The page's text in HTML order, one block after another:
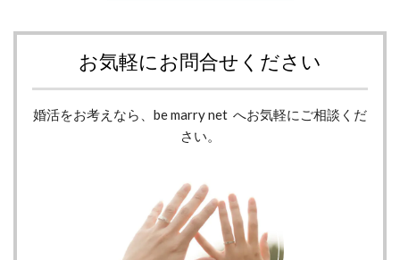
お気軽にお問合せください
婚活をお考えなら、be marry net へお気軽にご相談くだ
さい。